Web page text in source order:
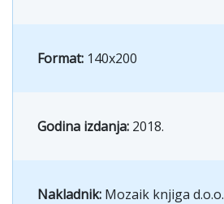
Format: 140x200
Godina izdanja: 2018.
Nakladnik: Mozaik knjiga d.o.o.